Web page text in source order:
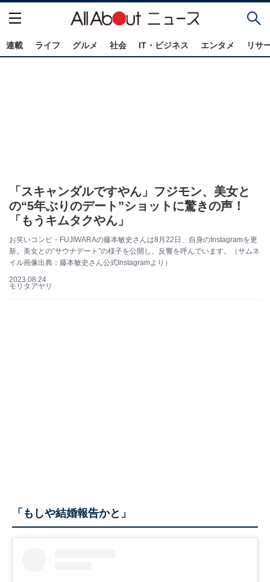
連載 ライフ グルメ 社会 IT・ビジネス エンタメ リサ
「スキャンダルですやん」フジモン、美女と
の“5年ぶりのデート”ショットに驚きの声！
「もうキムタクやん」
お笑いコンビ・FUJIWARAの藤本敏史さんは8月22日、自身のInstagramを更
新。美女との“サウナデート”の様子を公開し、反響を呼んでいます。（サムネ
イル画像出典：藤本敏史さん公式Instagramより）
2023.08.24
モリタアヤリ
「もしや結婚報告かと」